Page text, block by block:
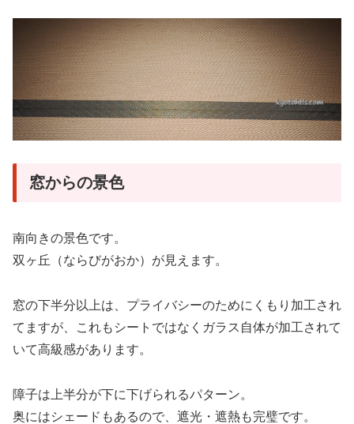
窓からの景色
南向きの景色です。
双ヶ丘（ならびがおか）が見えます。
窓の下半分以上は、プライバシーのためにくもり加工され
てますが、これもシートではなくガラス自体が加工されて
いて高級感があります。
障子は上半分が下に下げられるパターン。
奥にはシェードもあるので、遮光・遮熱も完璧です。